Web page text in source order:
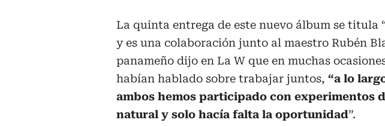
La quinta entrega de este nuevo álbum se titula
y es una colaboración junto al maestro Rubén
panameño dijo en La W que en muchas
habían hablado sobre trabajar juntos, “a lo
ambos hemos participado con experimentos
natural y solo hacía falta la oportunidad”.